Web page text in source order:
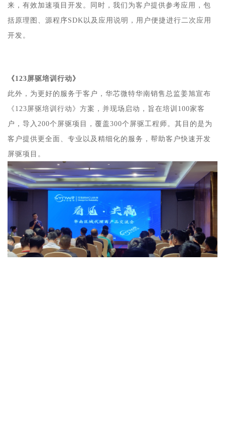
来，有效加速项目开发。同时，我们为客户提供参考应用，包
括原理图、源程序SDK以及应用说明，用户便捷进行二次应用
开发。
《123屏驱培训行动》
此外，为更好的服务于客户，华芯微特华南销售总监姜旭宣布
《123屏驱培训行动》方案，并现场启动，旨在培训100家客
户，导入200个屏驱项目，覆盖300个屏驱工程师。其目的是为
客户提供更全面、专业以及精细化的服务，帮助客户快速开发
屏驱项目。